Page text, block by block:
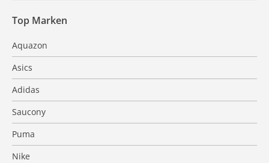
Top Marken
Aquazon
Asics
Adidas
Saucony
Puma
Nike